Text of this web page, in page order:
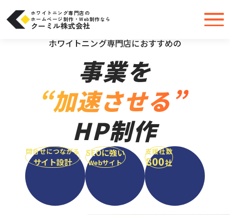
ホワイトニング専門店の
ホームページ制作・Web制作なら
クーミル株式会社
＼大手・中小問わず実績豊富だから安心／
ホワイトニング専門店におすすめの
事業を
“加速させる”
HP制作
問合せにつながる
サイト設計
SEOに強い
Webサイト
支援社数
800社